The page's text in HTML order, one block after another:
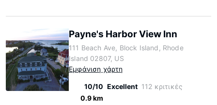
Payne's Harbor View Inn
111 Beach Ave, Block Island, Rhode
Island 02807, US
Εμφάνιση χάρτη
10/10 Excellent 112 κριτικές
0.9 km